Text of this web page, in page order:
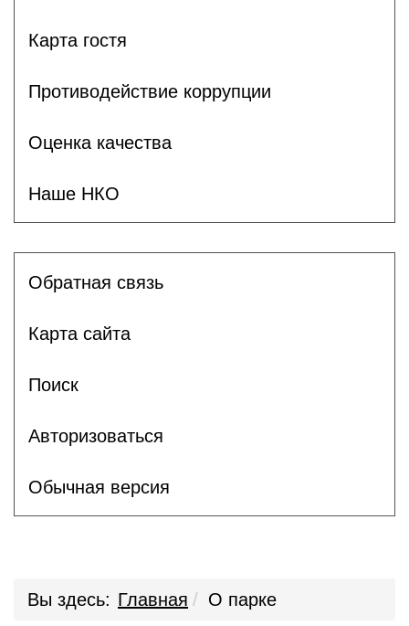
Карта гостя
Противодействие коррупции
Оценка качества
Наше НКО
Обратная связь
Карта сайта
Поиск
Авторизоваться
Обычная версия
Вы здесь: Главная О парке